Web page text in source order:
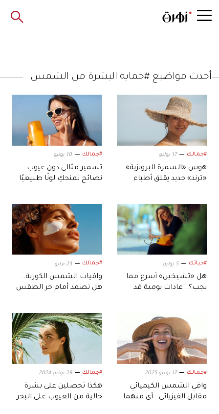
أحدث مواضيع #حماية البشرة من الشمس
#جمالك 17 يوليو
هوس «السمرة البرونزية»..
«ترند» جديد يقلق أطباء
#جمالك 10 يوليو
تسمير مثالي دون عيوب..
نصائح تمنحكِ لونًا طبيعيًا
#حياتك 5 يوليو
هل «تَشيخين» أسرع مما
يجب؟.. عادات يومية قد
#جمالك 23 مايو
واقيات الشمس الكورية..
هل تصمد أمام حر الطقس
#جمالك 17 يونيو 2025
واقي الشمس الكيميائي
مقابل الفيزيائي.. أي منهما
#جمالك 29 يونيو 2024
هكذا تحصلين على بشرة
خالية من العيوب على البحر